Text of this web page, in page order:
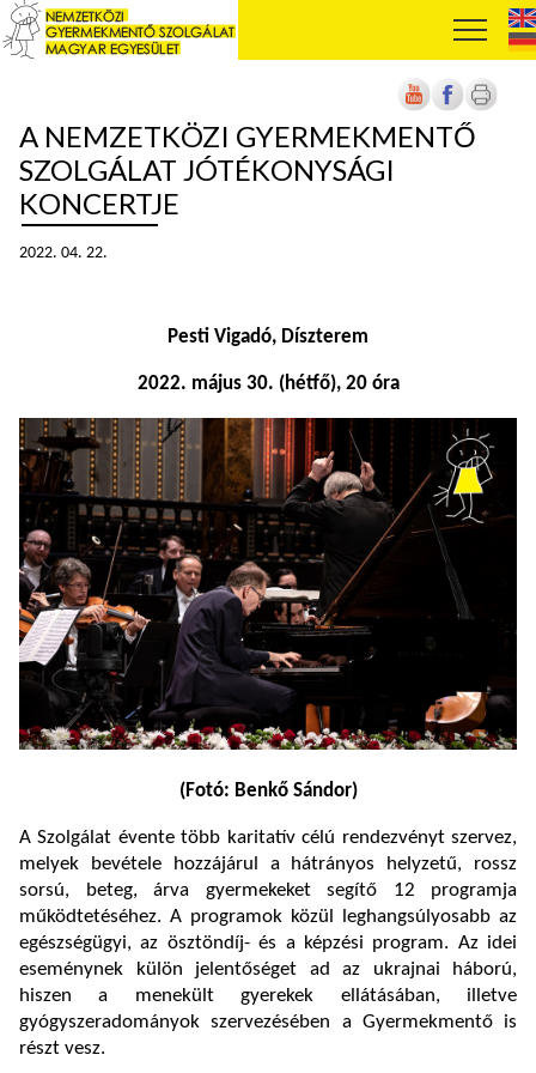
A NEMZETKÖZI GYERMEKMENTŐ
SZOLGÁLAT JÓTÉKONYSÁGI
KONCERTJE
2022. 04. 22.
Pesti Vigadó, Díszterem
2022. május 30. (hétfő), 20 óra
(Fotó: Benkő Sándor)
A Szolgálat évente több karitatív célú rendezvényt szervez,
melyek bevétele hozzájárul a hátrányos helyzetű, rossz
sorsú, beteg, árva gyermekeket segítő 12 programja
működtetéséhez. A programok közül leghangsúlyosabb az
egészségügyi, az ösztöndíj- és a képzési program. Az idei
eseménynek külön jelentőséget ad az ukrajnai háború,
hiszen a menekült gyerekek ellátásában, illetve
gyógyszeradományok szervezésében a Gyermekmentő is
részt vesz.